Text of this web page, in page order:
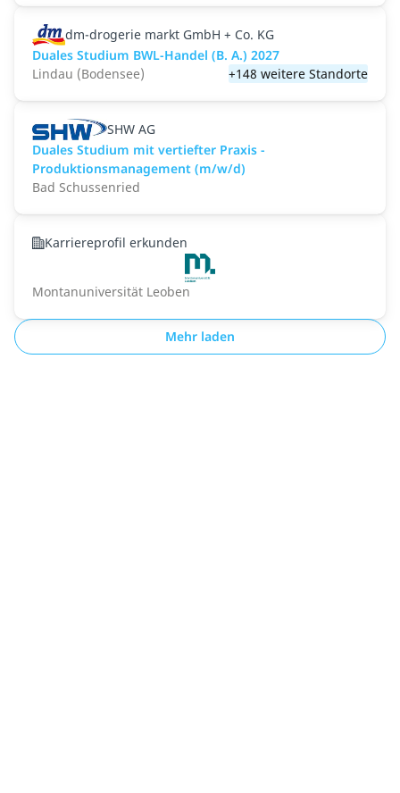
dm-drogerie markt GmbH + Co. KG
Duales Studium BWL-Handel (B. A.) 2027
Lindau (Bodensee)
+148 weitere Standorte
SHW AG
Duales Studium mit vertiefter Praxis -
Produktionsmanagement (m/w/d)
Bad Schussenried
Karriereprofil erkunden
Montanuniversität Leoben
Mehr laden